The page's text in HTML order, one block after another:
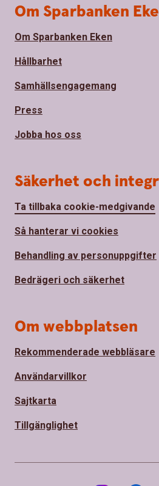
Om Sparbanken
Om Sparbanken Eken
Hållbarhet
Samhällsengagemang
Press
Jobba hos oss
Säkerhet och
Ta tillbaka cookie-medgivande
Så hanterar vi cookies
Behandling av personuppgifter
Bedrägeri och säkerhet
Om webbplatsen
Rekommenderade webbläsare
Användarvillkor
Sajtkarta
Tillgänglighet